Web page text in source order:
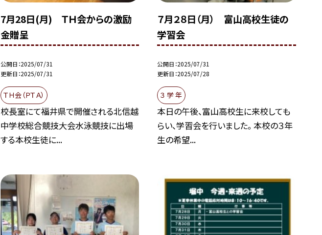
7月28日(月) ＴＨ会からの激励
金贈呈
公開日 2025/07/31
更新日 2025/07/31
ＴＨ会（ＰＴＡ）
校長室にて福井県で開催される北信越
中学校総合競技大会水泳競技に出場
する本校生徒に...
７月２８日（月） 富山高校生徒の
学習会
公開日 2025/07/31
更新日 2025/07/28
３ 学 年
本日の午後、富山高校生に来校しても
らい、学習会を行いました。 本校の３年
生の希望...